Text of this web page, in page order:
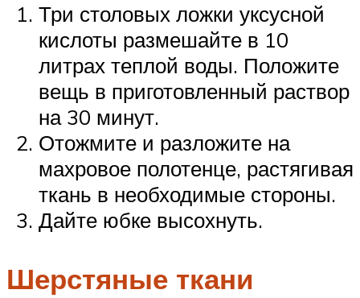
Три столовых ложки уксусной
кислоты размешайте в 10
литрах теплой воды. Положите
вещь в приготовленный раствор
на 30 минут.
Отожмите и разложите на
махровое полотенце, растягивая
ткань в необходимые стороны.
Дайте юбке высохнуть.
Шерстяные ткани